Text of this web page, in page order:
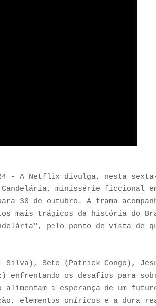
- A Netflix divulga, nesta
minissérie ficcional
30 de outubro. A trama
mais trágicos da história do
pelo ponto de vista de
Silva), Sete (Patrick Congo),
enfrentando os desafios para
alimentam a esperança de um
elementos oníricos e a dura